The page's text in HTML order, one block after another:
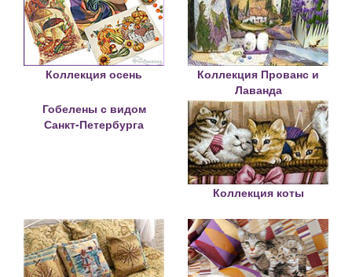
Коллекция осень
Коллекция Прованс и
Лаванда
Гобелены с видом
Санкт-Петербурга
Коллекция коты